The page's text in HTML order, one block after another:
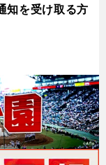
知を受け取る方